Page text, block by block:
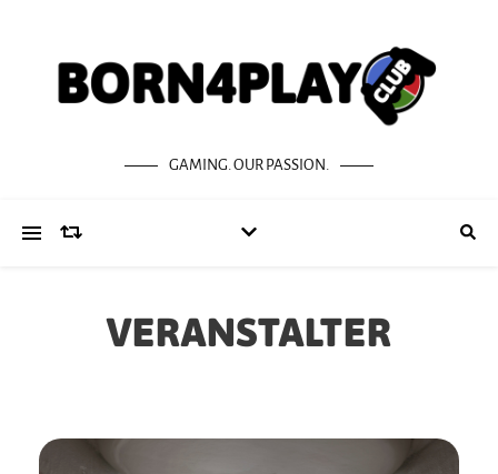
GAMING. OUR PASSION.
VERANSTALTER